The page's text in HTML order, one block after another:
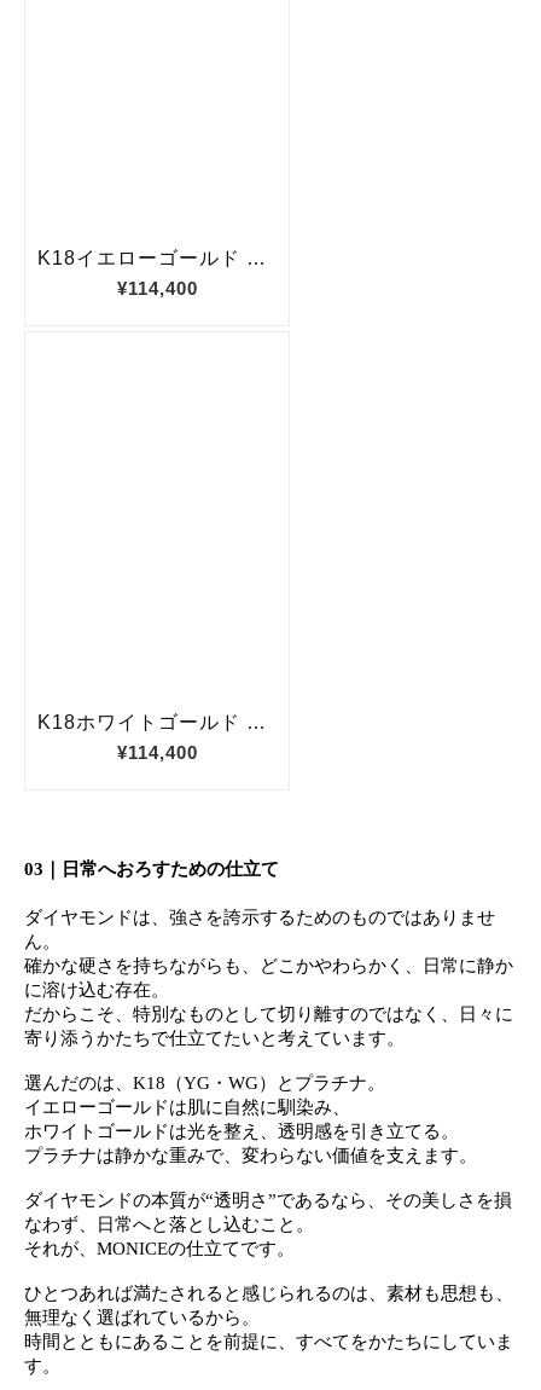
03｜日常へおろすための仕立て
ダイヤモンドは、強さを誇示するためのものではありませ
ん。
確かな硬さを持ちながらも、どこかやわらかく、日常に静か
に溶け込む存在。
だからこそ、特別なものとして切り離すのではなく、日々に
寄り添うかたちで仕立てたいと考えています。
選んだのは、K18（YG・WG）とプラチナ。
イエローゴールドは肌に自然に馴染み、
ホワイトゴールドは光を整え、透明感を引き立てる。
プラチナは静かな重みで、変わらない価値を支えます。
ダイヤモンドの本質が“透明さ”であるなら、 その美しさを損
なわず、日常へと落とし込むこと。
それが、MONICEの仕立てです。
ひとつあれば満たされると感じられるのは、 素材も思想も、
無理なく選ばれているから。
時間とともにあることを前提に、すべてをかたちにしていま
す。